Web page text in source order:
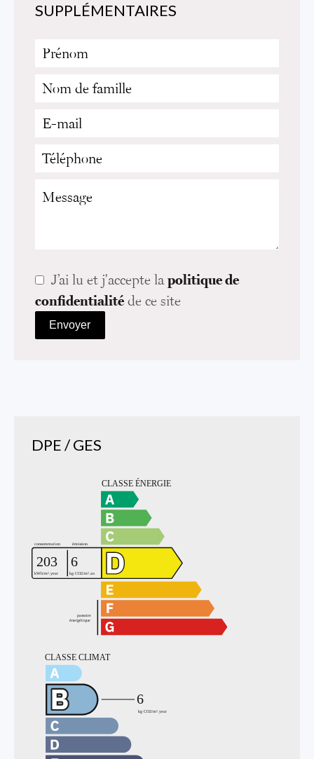
SUPPLÉMENTAIRES
J’ai lu et j'accepte lapolitique de
confidentialitéde ce site
Envoyer
DPE / GES